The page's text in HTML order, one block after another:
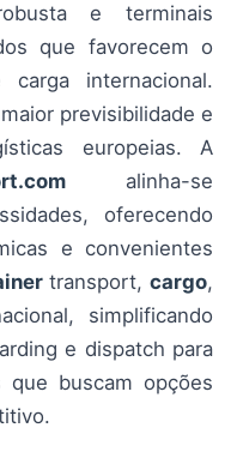
e terminais
que favorecem o
internacional.
previsibilidade e
europeias. A
alinha-se
oferecendo
e convenientes
transport,cargo,
simplificando
e dispatch para
que buscam opções